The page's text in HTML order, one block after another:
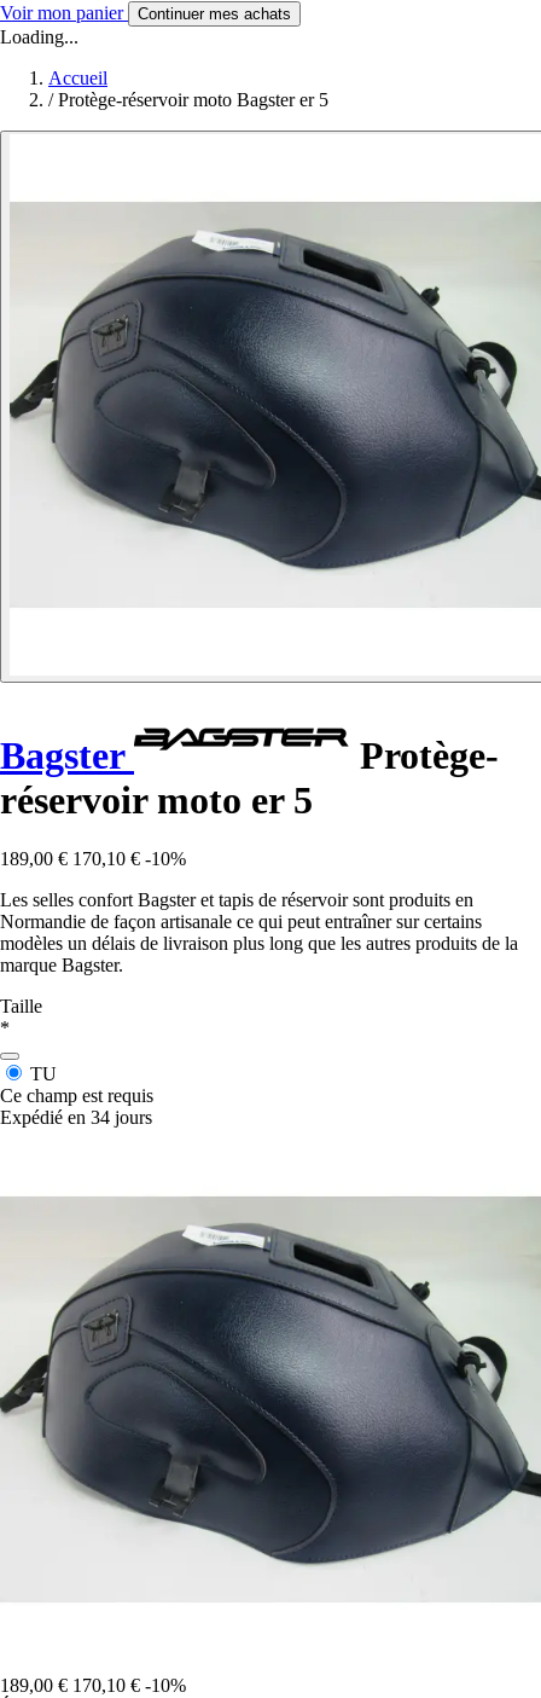
Voir mon panier Continuer mes achats
Loading...
Accueil
/ Protège-réservoir moto Bagster er 5
Bagster
Protège-
réservoir moto er 5
189,00 € 170,10 € -10%
Les selles confort Bagster et tapis de réservoir sont produits en
Normandie de façon artisanale ce qui peut entraîner sur certains
modèles un délais de livraison plus long que les autres produits de la
marque Bagster.
Taille
*
TU
Ce champ est requis
Expédié en 34 jours
189,00 € 170,10 € -10%